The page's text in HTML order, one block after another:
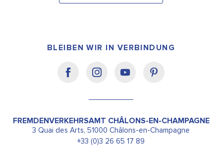
BLEIBEN WIR IN VERBINDUNG
FREMDENVERKEHRSAMT CHÂLONS-EN-CHAMPAGNE
3 Quai des Arts, 51000 Châlons-en-Champagne
+33 (0)3 26 65 17 89